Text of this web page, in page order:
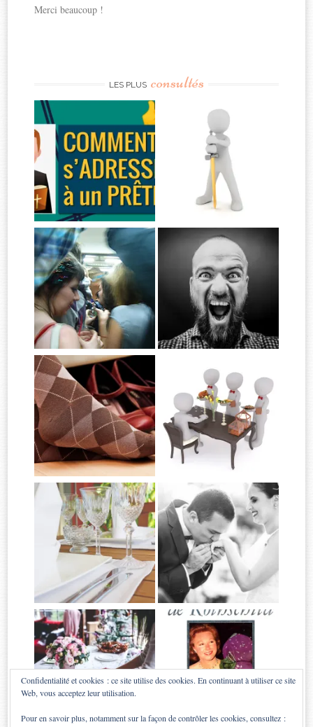
Merci beaucoup !
LES PLUS consultés
Confidentialité et cookies : ce site utilise des cookies. En continuant à utiliser ce site
Web, vous acceptez leur utilisation.
Pour en savoir plus, notamment sur la façon de contrôler les cookies, consultez :